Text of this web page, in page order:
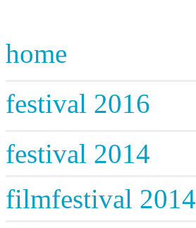
home
festival 2016
festival 2014
filmfestival 2014